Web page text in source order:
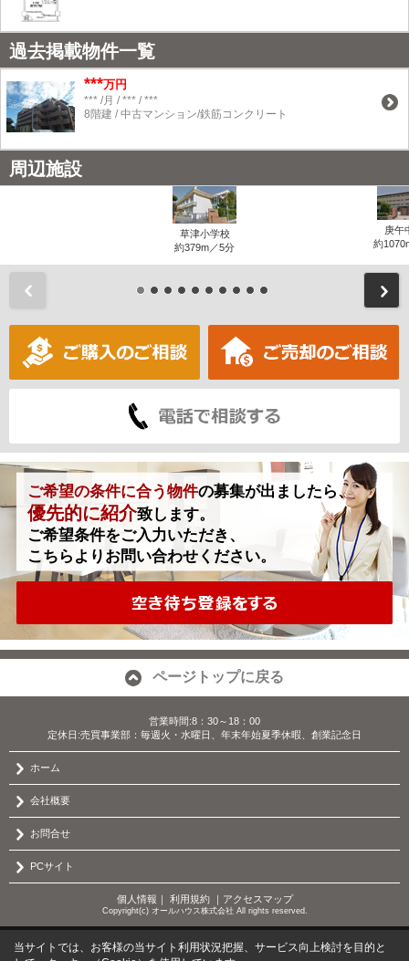
過去掲載物件一覧
***万円
*** /月 / *** / ***
8階建 / 中古マンション/鉄筋コンクリート
周辺施設
草津小学校
約379m／5分
庚午
約
ご希望の条件に合う物件の募集が出ましたら、
優先的に紹介致します。
ご希望条件をご入力いただき、
こちらよりお問い合わせください。
ページトップに戻る
営業時間:8：30～18：00
定休日:売買事業部：毎週火・水曜日、年末年始夏季休暇、創業記念日
ホーム
会社概要
お問合せ
PCサイト
個人情報 ｜ 利用規約｜ アクセスマップ
Copyright(c) オールハウス株式会社 All rights reserved.
当サイトでは、お客様の当サイト利用状況把握、サービス向上検討を目的と